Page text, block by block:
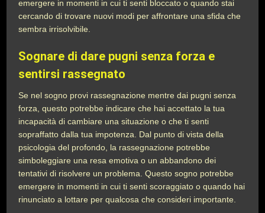
emergere in momenti in cui ti senti bloccato o quando stai
cercando di trovare nuovi modi per affrontare una sfida che
sembra irrisolvibile.
Sognare di dare pugni senza forza e
sentirsi rassegnato
Se nel sogno provi rassegnazione mentre dai pugni senza
forza, questo potrebbe indicare che hai accettato la tua
incapacità di cambiare una situazione o che ti senti
sopraffatto dalla tua impotenza. Dal punto di vista della
psicologia del profondo, la rassegnazione potrebbe
simboleggiare una resa emotiva o un abbandono dei
tentativi di risolvere un problema. Questo sogno potrebbe
emergere in momenti in cui ti senti scoraggiato o quando hai
rinunciato a lottare per qualcosa che consideri importante.